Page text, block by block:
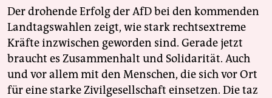
Der drohende Erfolg der AfD bei den kommenden
Landtagswahlen zeigt, wie stark rechtsextreme
Kräfte inzwischen geworden sind. Gerade jetzt
braucht es Zusammenhalt und Solidarität. Auch
und vor allem mit den Menschen, die sich vor Ort
für eine starke Zivilgesellschaft einsetzen. Die taz